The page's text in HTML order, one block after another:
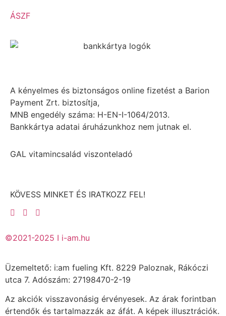
ÁSZF
A kényelmes és biztonságos online fizetést a Barion
Payment Zrt. biztosítja,
MNB engedély száma: H-EN-I-1064/2013.
Bankkártya adatai áruházunkhoz nem jutnak el.
GAL vitamincsalád viszonteladó
KÖVESS MINKET ÉS IRATKOZZ FEL!
©2021-2025 I i-am.hu
Üzemeltető: i:am fueling Kft. 8229 Paloznak, Rákóczi
utca 7. Adószám: 27198470-2-19
Az akciók visszavonásig érvényesek. Az árak forintban
értendők és tartalmazzák az áfát. A képek illusztrációk.